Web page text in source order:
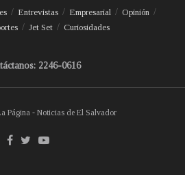
Entrevistas Empresarial
Opinión
Jet Set Curiosidades
2246-0616
Página - Noticias de El Salvador